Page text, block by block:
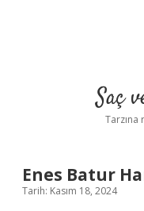
Saç
Enes Batur
Tarih: Kasım 18, 2024